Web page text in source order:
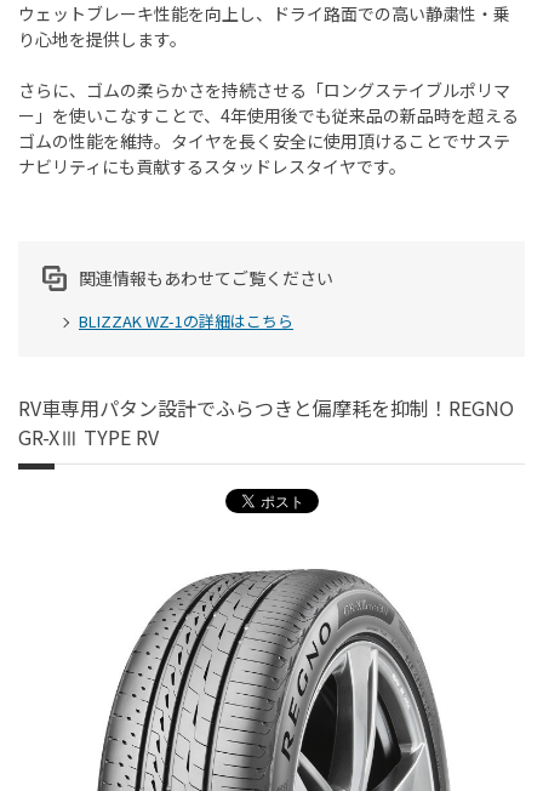
ウェットブレーキ性能を向上し、ドライ路面での高い静粛性・乗
り心地を提供します。
さらに、ゴムの柔らかさを持続させる「ロングステイブルポリマ
ー」を使いこなすことで、4年使用後でも従来品の新品時を超える
ゴムの性能を維持。タイヤを長く安全に使用頂けることでサステ
ナビリティにも貢献するスタッドレスタイヤです。
関連情報もあわせてご覧ください
BLIZZAK WZ-1の詳細はこちら
RV車専用パタン設計でふらつきと偏摩耗を抑制！REGNO
GR-XⅢ TYPE RV